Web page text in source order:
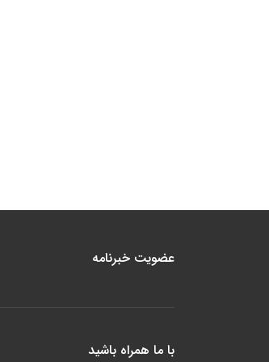
عضویت خبرنامه
با ما همراه باشید